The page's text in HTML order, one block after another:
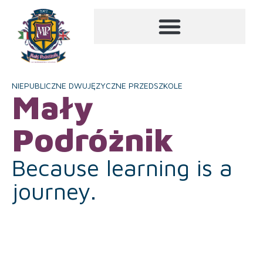
NIEPUBLICZNE DWUJĘZYCZNE PRZEDSZKOLE
Mały
Podróżnik
Because learning is a
journey.